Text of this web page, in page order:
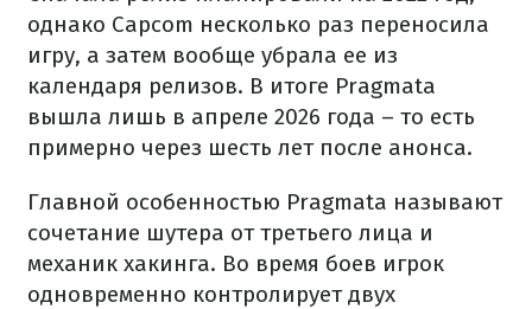
однако Capcom несколько раз переносила
игру, а затем вообще убрала ее из
календаря релизов. В итоге Pragmata
вышла лишь в апреле 2026 года – то есть
примерно через шесть лет после анонса.
Главной особенностью Pragmata называют
сочетание шутера от третьего лица и
механик хакинга. Во время боев игрок
одновременно контролирует двух